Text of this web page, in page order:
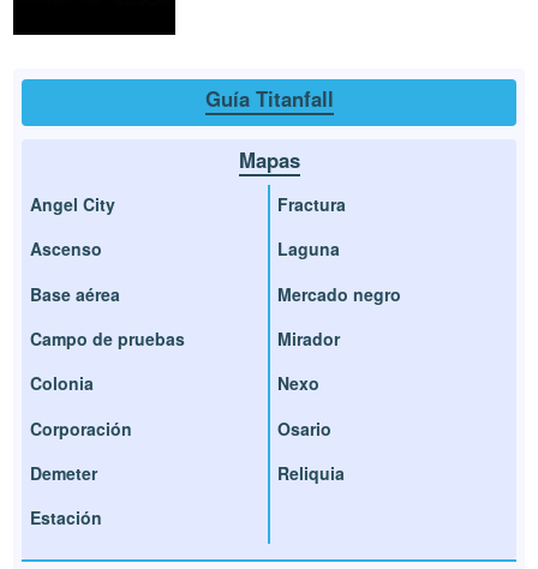
Guía Titanfall
Mapas
Angel City
Ascenso
Base aérea
Campo de pruebas
Colonia
Corporación
Demeter
Estación
Fractura
Laguna
Mercado negro
Mirador
Nexo
Osario
Reliquia